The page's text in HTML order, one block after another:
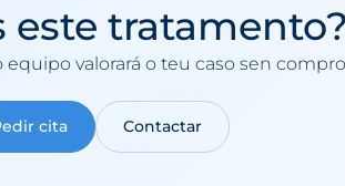
este tratamento?
equipo valorará o teu caso sen
cita Contactar